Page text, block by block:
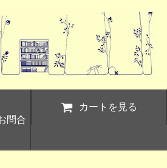
問合
カートを見る